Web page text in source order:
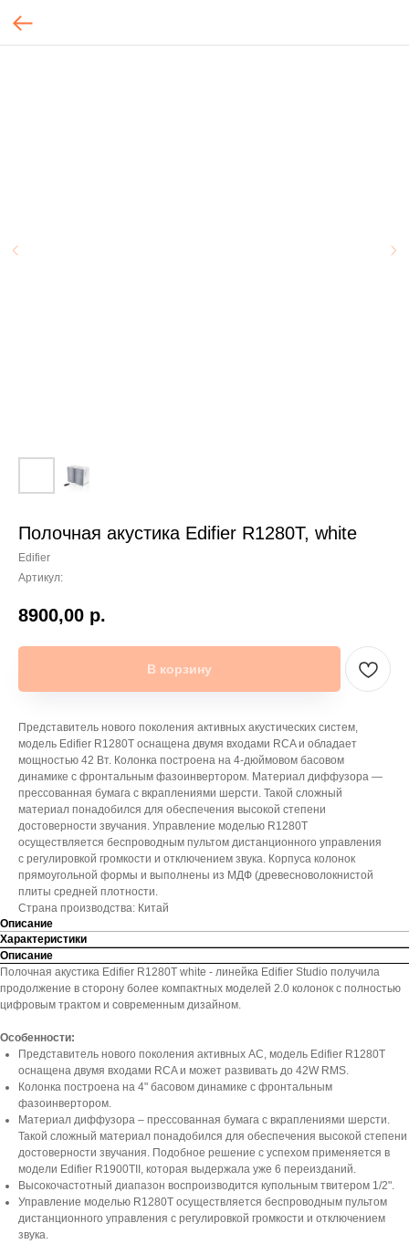
Полочная акустика Edifier R1280T, white
Edifier
Артикул:
8900,00 р.
В корзину
Представитель нового поколения активных акустических систем,
модель Edifier R1280T оснащена двумя входами RCA и обладает
мощностью 42 Вт. Колонка построена на 4-дюймовом басовом
динамике с фронтальным фазоинвертором. Материал диффузора —
прессованная бумага с вкраплениями шерсти. Такой сложный
материал понадобился для обеспечения высокой степени
достоверности звучания. Управление моделью R1280T
осуществляется беспроводным пультом дистанционного управления
с регулировкой громкости и отключением звука. Корпуса колонок
прямоугольной формы и выполнены из МДФ (древесноволокнистой
плиты средней плотности.
Страна производства: Китай
Описание
Характеристики
Описание
Полочная акустика Edifier R1280T white - линейка Edifier Studio получила
продолжение в сторону более компактных моделей 2.0 колонок с полностью
цифровым трактом и современным дизайном.
Особенности:
Представитель нового поколения активных АС, модель Edifier R1280T
оснащена двумя входами RCA и может развивать до 42W RMS.
Колонка построена на 4" басовом динамике с фронтальным
фазоинвертором.
Материал диффузора – прессованная бумага с вкраплениями шерсти.
Такой сложный материал понадобился для обеспечения высокой степени
достоверности звучания. Подобное решение с успехом применяется в
модели Edifier R1900TII, которая выдержала уже 6 переизданий.
Высокочастотный диапазон воспроизводится купольным твитером 1/2".
Управление моделью R1280T осуществляется беспроводным пультом
дистанционного управления с регулировкой громкости и отключением
звука.